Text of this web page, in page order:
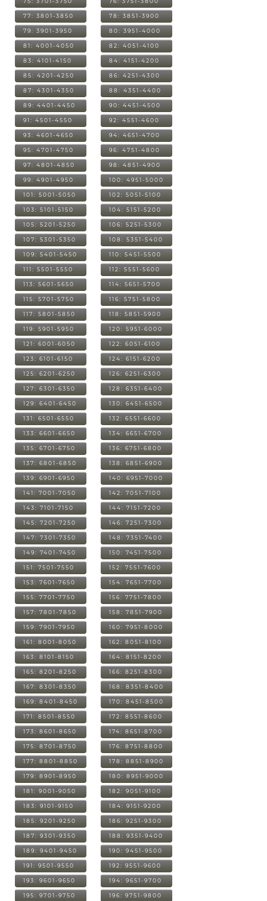
77: 3801-3850 78: 3851-3900
79: 3901-3950 80: 3951-4000
81: 4001-4050 82: 4051-4100
83: 4101-4150 84: 4151-4200
85: 4201-4250 86: 4251-4300
87: 4301-4350 88: 4351-4400
89: 4401-4450 90: 4451-4500
91: 4501-4550 92: 4551-4600
93: 4601-4650 94: 4651-4700
95: 4701-4750 96: 4751-4800
97: 4801-4850 98: 4851-4900
99: 4901-4950 100: 4951-5000
101: 5001-5050 102: 5051-5100
103: 5101-5150 104: 5151-5200
105: 5201-5250 106: 5251-5300
107: 5301-5350 108: 5351-5400
109: 5401-5450 110: 5451-5500
111: 5501-5550 112: 5551-5600
113: 5601-5650 114: 5651-5700
115: 5701-5750 116: 5751-5800
117: 5801-5850 118: 5851-5900
119: 5901-5950 120: 5951-6000
121: 6001-6050 122: 6051-6100
123: 6101-6150 124: 6151-6200
125: 6201-6250 126: 6251-6300
127: 6301-6350 128: 6351-6400
129: 6401-6450 130: 6451-6500
131: 6501-6550 132: 6551-6600
133: 6601-6650 134: 6651-6700
135: 6701-6750 136: 6751-6800
137: 6801-6850 138: 6851-6900
139: 6901-6950 140: 6951-7000
141: 7001-7050 142: 7051-7100
143: 7101-7150 144: 7151-7200
145: 7201-7250 146: 7251-7300
147: 7301-7350 148: 7351-7400
149: 7401-7450 150: 7451-7500
151: 7501-7550 152: 7551-7600
153: 7601-7650 154: 7651-7700
155: 7701-7750 156: 7751-7800
157: 7801-7850 158: 7851-7900
159: 7901-7950 160: 7951-8000
161: 8001-8050 162: 8051-8100
163: 8101-8150 164: 8151-8200
165: 8201-8250 166: 8251-8300
167: 8301-8350 168: 8351-8400
169: 8401-8450 170: 8451-8500
171: 8501-8550 172: 8551-8600
173: 8601-8650 174: 8651-8700
175: 8701-8750 176: 8751-8800
177: 8801-8850 178: 8851-8900
179: 8901-8950 180: 8951-9000
181: 9001-9050 182: 9051-9100
183: 9101-9150 184: 9151-9200
185: 9201-9250 186: 9251-9300
187: 9301-9350 188: 9351-9400
189: 9401-9450 190: 9451-9500
191: 9501-9550 192: 9551-9600
193: 9601-9650 194: 9651-9700
195: 9701-9750 196: 9751-9800